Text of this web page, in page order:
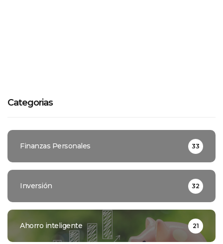
Categorias
Finanzas Personales 33
Inversión 32
Ahorro inteligente 21